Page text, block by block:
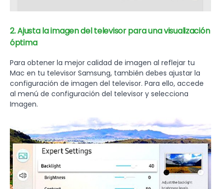
2. Ajusta la imagen del televisor para una visualización
óptima
Para obtener la mejor calidad de imagen al reflejar tu
Mac en tu televisor Samsung, también debes ajustar la
configuración de imagen del televisor. Para ello, accede
al menú de configuración del televisor y selecciona
Imagen.